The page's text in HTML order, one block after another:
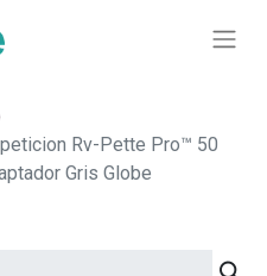
Rv-Pette Pro™ 50
Gris Globe